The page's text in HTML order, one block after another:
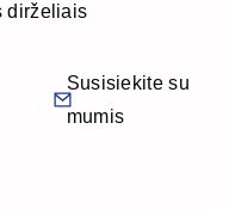
dirželiais
Susisiekite su
mumis